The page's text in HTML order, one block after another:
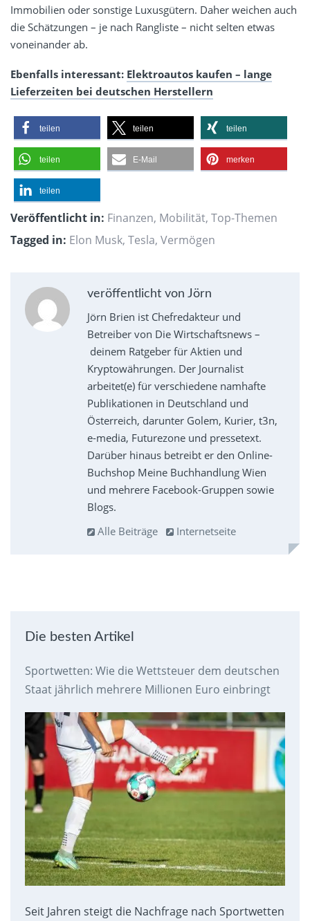
Immobilien oder sonstige Luxusgütern. Daher weichen auch
die Schätzungen – je nach Rangliste – nicht selten etwas
voneinander ab.
Ebenfalls interessant: Elektroautos kaufen – lange
Lieferzeiten bei deutschen Herstellern
teilen teilen teilen
teilen E-Mail merken
teilen
Veröffentlicht in: Finanzen, Mobilität, Top-Themen
Tagged in: Elon Musk, Tesla, Vermögen
veröffentlicht von Jörn
Jörn Brien ist Chefredakteur und
Betreiber von Die Wirtschaftsnews –
deinem Ratgeber für Aktien und
Kryptowährungen. Der Journalist
arbeitet(e) für verschiedene namhafte
Publikationen in Deutschland und
Österreich, darunter Golem, Kurier, t3n,
e-media, Futurezone und pressetext.
Darüber hinaus betreibt er den Online-
Buchshop Meine Buchhandlung Wien
und mehrere Facebook-Gruppen sowie
Blogs.
Alle Beiträge
Internetseite
Die besten Artikel
Sportwetten: Wie die Wettsteuer dem deutschen
Staat jährlich mehrere Millionen Euro einbringt
Seit Jahren steigt die Nachfrage nach Sportwetten